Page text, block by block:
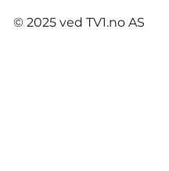
© 2025 ved TV1.no AS